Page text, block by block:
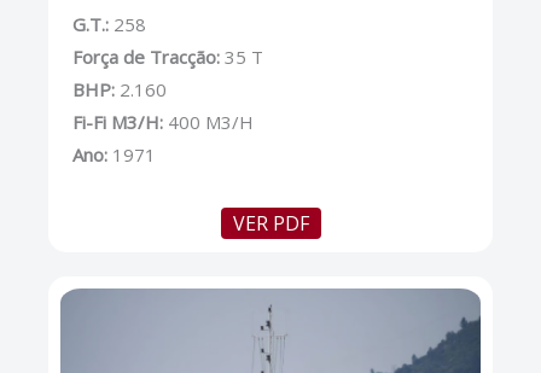
G.T.: 258
Força de Tracção: 35 T
BHP: 2.160
Fi-Fi M3/H: 400 M3/H
Ano: 1971
VER PDF